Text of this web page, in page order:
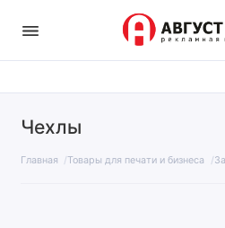
Чехлы
Главная Товары для печати и бизнеса